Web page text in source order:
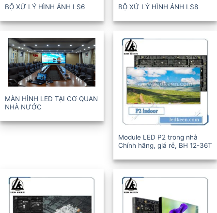
BỘ XỬ LÝ HÌNH ẢNH LS6 BỘ XỬ LÝ HÌNH ẢNH LS8
MÀN HÌNH LED TẠI CƠ QUAN
NHÀ NƯỚC
Module LED P2 trong nhà
Chính hãng, giá rẻ, BH 12-36T